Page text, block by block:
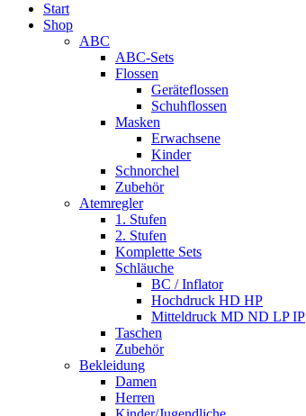
Start
Shop
ABC
ABC-Sets
Flossen
Geräteflossen
Schuhflossen
Masken
Erwachsene
Kinder
Schnorchel
Zubehör
Atemregler
1. Stufen
2. Stufen
Komplette Sets
Schläuche
BC / Inflator
Hochdruck HD HP
Mitteldruck MD ND LP IP
Taschen
Zubehör
Bekleidung
Damen
Herren